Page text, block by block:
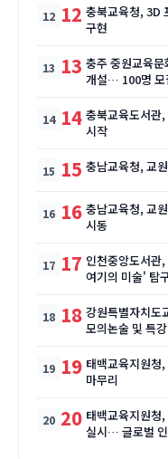
12 충북교육청, 3D
구현
13 충주 중원교육
개설… 100명 모
14 충북교육도서관
시작
15 충남교육청, 교
16 충남교육청, 교
시동
17 인천중앙도서
여기의 미술' 탐
18 강원특별자치도
모의논술 및 특
19 태백교육지원청
마무리
20 태백교육지원청
실시… 글로벌